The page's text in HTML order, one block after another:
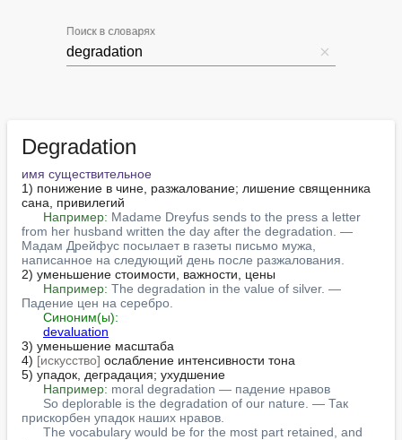
Поиск в словарях
Degradation
имя существительное
1) понижение в чине, разжалование; лишение священника
сана, привилегий
Например: Madame Dreyfus sends to the press a letter
from her husband written the day after the degradation. —
Мадам Дрейфус посылает в газеты письмо мужа,
написанное на следующий день после разжалования.
2) уменьшение стоимости, важности, цены
Например: The degradation in the value of silver. —
Падение цен на серебро.
Синоним(ы):
devaluation
3) уменьшение масштаба
4) [искусство] ослабление интенсивности тона
5) упадок, деградация; ухудшение
Например: moral degradation — падение нравов
So deplorable is the degradation of our nature. — Так
прискорбен упадок наших нравов.
The vocabulary would be for the most part retained, and